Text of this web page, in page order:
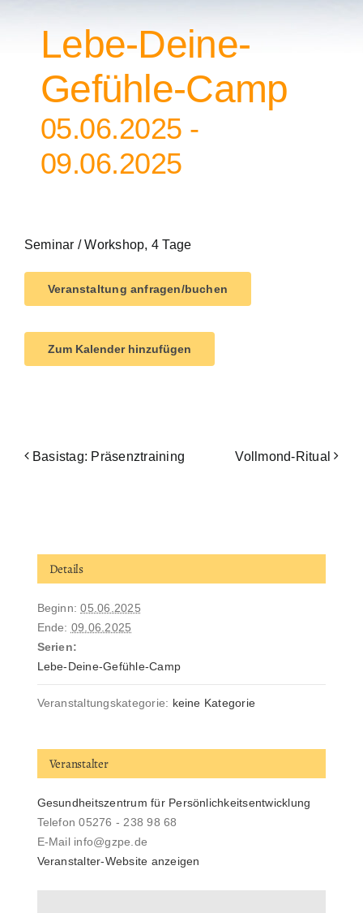
Lebe-Deine-
Gefühle-Camp
05.06.2025 -
09.06.2025
Seminar / Workshop, 4 Tage
Veranstaltung anfragen/buchen
Zum Kalender hinzufügen
Basistag: Präsenztraining Vollmond-Ritual
Details
Beginn: 05.06.2025
Ende: 09.06.2025
Serien:
Lebe-Deine-Gefühle-Camp
Veranstaltungskategorie: keine Kategorie
Veranstalter
Gesundheitszentrum für Persönlichkeitsentwicklung
Telefon05276 - 238 98 68
E-Mail info@gzpe.de
Veranstalter-Website anzeigen